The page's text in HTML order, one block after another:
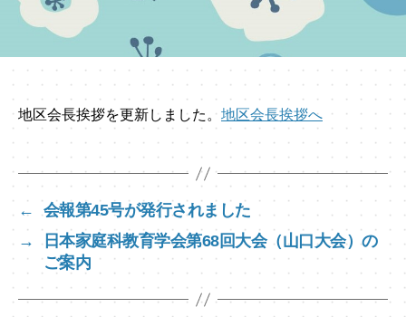
地区会長挨拶を更新しました。 地区会長挨拶へ
←
会報第45号が発行されました
→
日本家庭科教育学会第68回大会（山口大会）の
ご案内